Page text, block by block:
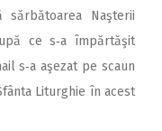
Naşterii
ce s‑a împărtăşit
s‑a aşezat pe scaun
Liturghie în acest